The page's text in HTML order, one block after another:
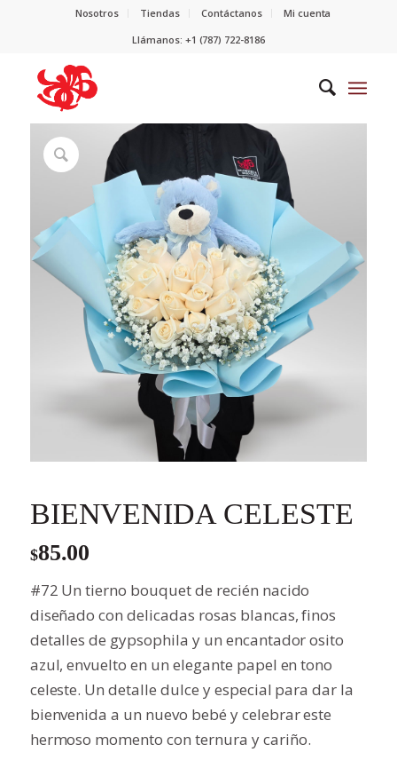
Nosotros Tiendas Contáctanos
Mi cuenta
Llámanos: +1 (787) 722-8186
BIENVENIDA CELESTE
$85.00
#72 Un tierno bouquet de recién nacido
diseñado con delicadas rosas blancas, finos
detalles de gypsophila y un encantador osito
azul, envuelto en un elegante papel en tono
celeste. Un detalle dulce y especial para dar la
bienvenida a un nuevo bebé y celebrar este
hermoso momento con ternura y cariño.